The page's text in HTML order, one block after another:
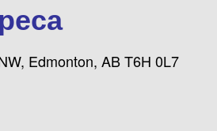
Edmonton, AB T6H 0L7